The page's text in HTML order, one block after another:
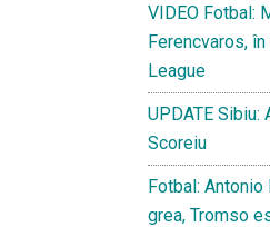
VIDEO Fotbal:
Ferencvaros,
League
UPDATE Sibiu:
Scoreiu
Fotbal: Antonio
grea, Tromso